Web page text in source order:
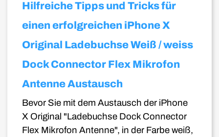
Hilfreiche Tipps und Tricks für
einen erfolgreichen iPhone X
Original Ladebuchse Weiß / weiss
Dock Connector Flex Mikrofon
Antenne Austausch
Bevor Sie mit dem Austausch der iPhone
X Original "Ladebuchse Dock Connector
Flex Mikrofon Antenne", in der Farbe weiß,